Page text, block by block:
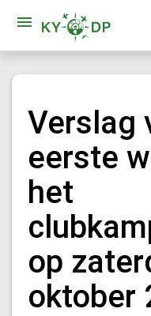
Verslag
eerste
het
op
oktober